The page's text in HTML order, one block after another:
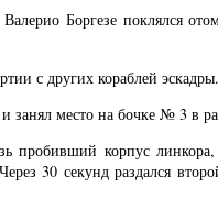
Боргезе поклялся
с других кораблей эскадры.
занял место на бочке № 3 в
пробивший корпус
30 секунд раздался